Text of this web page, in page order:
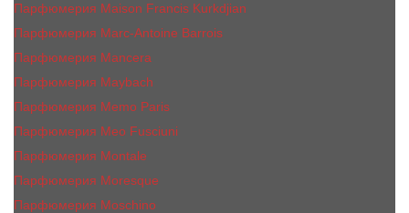
Парфюмерия Maison Francis Kurkdjian
Парфюмерия Marc-Antoine Barrois
Парфюмерия Mancera
Парфюмерия Maybach
Парфюмерия Memo Paris
Парфюмерия Meo Fusciuni
Парфюмерия Montale
Парфюмерия Moresque
Парфюмерия Moschino